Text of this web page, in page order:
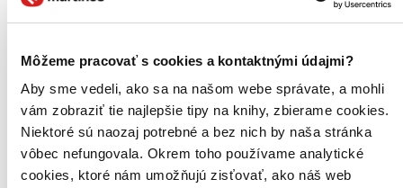
Môžeme pracovať s cookies a kontaktnými údajmi?
Aby sme vedeli, ako sa na našom webe správate, a mohli
vám zobraziť tie najlepšie tipy na knihy, zbierame cookies.
Niektoré sú naozaj potrebné a bez nich by naša stránka
vôbec nefungovala. Okrem toho používame analytické
cookies, ktoré nám umožňujú zisťovať, ako náš web
Vložiť do košíka